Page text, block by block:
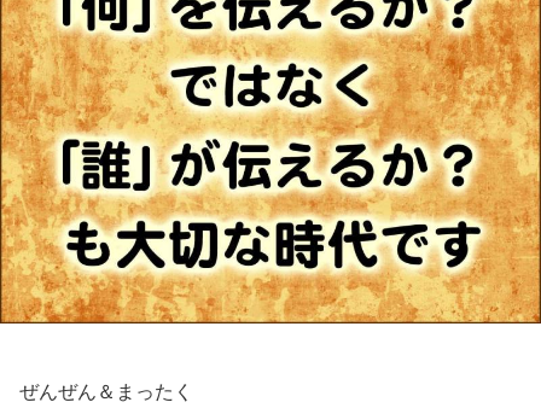
ぜんぜん＆まったく